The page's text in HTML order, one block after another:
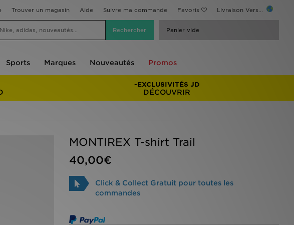
Trouver un magasin Aide Suivre ma commande Favoris Livraison Vers...
Panier vide
Sports Marques Nouveautés Promos
-EXCLUSIVITÉS JD
DÉCOUVRIR
MONTIREX T-shirt Trail
40,00€
Click & Collect Gratuit pour toutes les
commandes